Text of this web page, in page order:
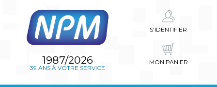
1987/2026
39 ANS À VOTRE SERVICE
S'IDENTIFIER
MON PANIER